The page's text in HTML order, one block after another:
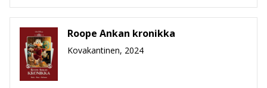
Roope Ankan kronikka
Kovakantinen, 2024